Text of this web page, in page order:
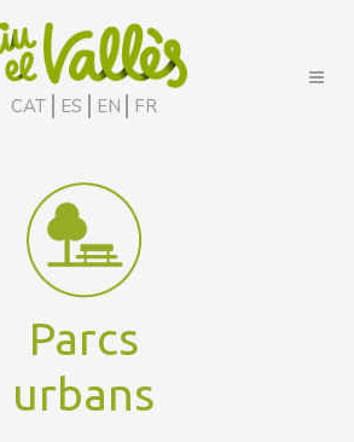
CAT ES EN FR
Parcs
urbans